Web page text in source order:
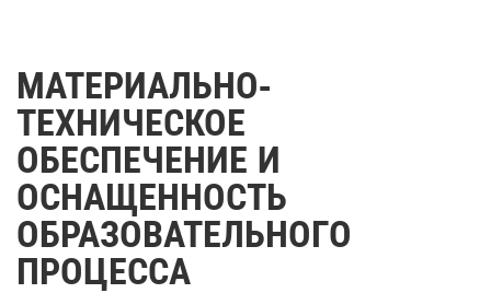
МАТЕРИАЛЬНО-
ТЕХНИЧЕСКОЕ
ОБЕСПЕЧЕНИЕ И
ОСНАЩЕННОСТЬ
ОБРАЗОВАТЕЛЬНОГО
ПРОЦЕССА